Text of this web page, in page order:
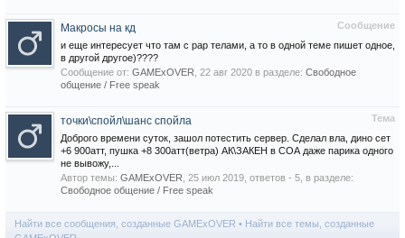
Сообщение
Макросы на кд
и еще интересует что там с рар телами, а то в одной теме пишет одное,
в другой другое)????
Сообщение от: GAMExOVER 22 авг 2020 в разделе: Свободное
общение / Free speak
Тема
точки\спойл\шанс спойла
Доброго времени суток, зашол потестить сервер. Сделал вла, дино сет
+6 900атт, пушка +8 300атт(ветра) АК\ЗАКЕН в СОА даже парика одного
не вывожу,...
Автор темы: GAMExOVER 25 июл 2019 , ответов - 5, в разделе:
Свободное общение / Free speak
Найти все сообщения, созданные GAMExOVER
Найти все темы, созданные